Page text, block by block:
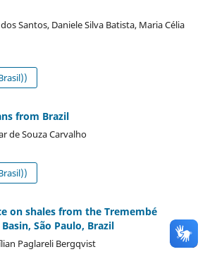
Santos, Daniele Silva Batista, Maria Célia
from Brazil
de Souza Carvalho
on shales from the Tremembé
São Paulo, Brazil
Paglareli Bergqvist